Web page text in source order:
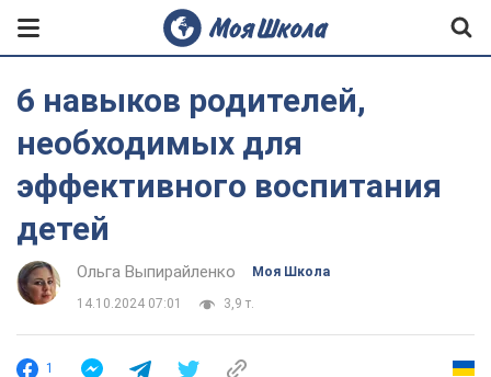
6 навыков родителей,
необходимых для
эффективного воспитания
детей
Ольга Выпирайленко Моя Школа
14.10.2024 07:01 3,9 т.
1